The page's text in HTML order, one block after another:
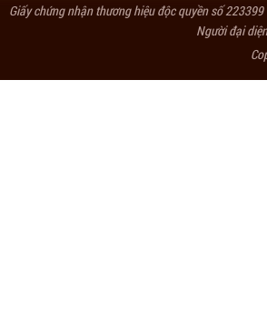
Giấy chứng nhận thương hiệu độc quyền số
Người đại